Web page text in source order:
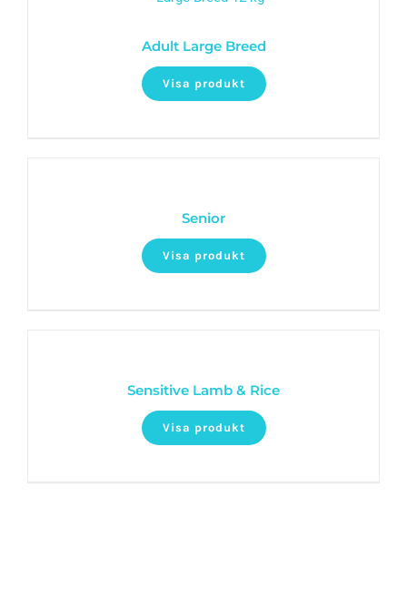
Adult Large Breed
Visa produkt
Senior
Visa produkt
Sensitive Lamb & Rice
Visa produkt